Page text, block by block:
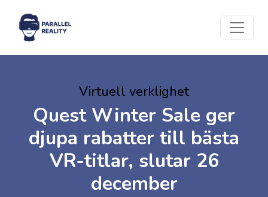
Virtuell verklighet
Quest Winter Sale ger
djupa rabatter till bästa
VR-titlar, slutar 26
december